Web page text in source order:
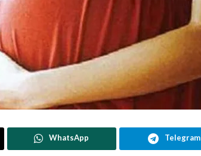
WhatsApp Telegram